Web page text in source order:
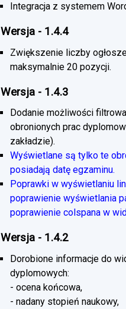
Integracja z systemem
Wersja - 1.4.4
Zwiększenie liczby
maksymalnie 20 pozycji.
Wersja - 1.4.3
Dodanie możliwości
obronionych prac
zakładzie).
Wyświetlane są tylko te
posiadają datę egzaminu.
Poprawki w wyświetlaniu
poprawienie wyświetlania
poprawienie colspana w
Wersja - 1.4.2
Dorobione informacje do
dyplomowych:
- ocena końcowa,
- nadany stopień naukowy,